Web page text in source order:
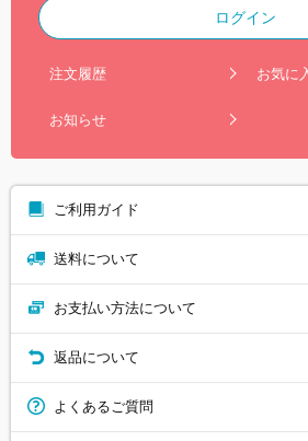
ログイン
注文履歴 お気に
お知らせ
ご利用ガイド
送料について
お支払い方法について
返品について
よくあるご質問